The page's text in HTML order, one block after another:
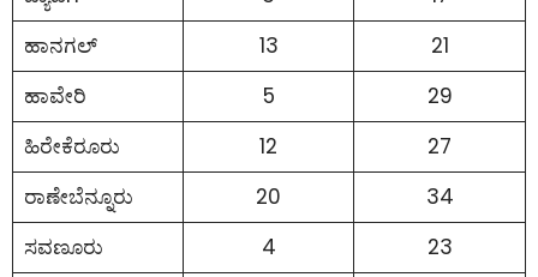
ಹಾನಗಲ್
13
21
ಹಾವೇರಿ
5
29
ಹಿರೇಕೆರೂರು
12
27
ರಾಣೇಬೆನ್ನೂರು
20
34
ಸವಣೂರು
4
23